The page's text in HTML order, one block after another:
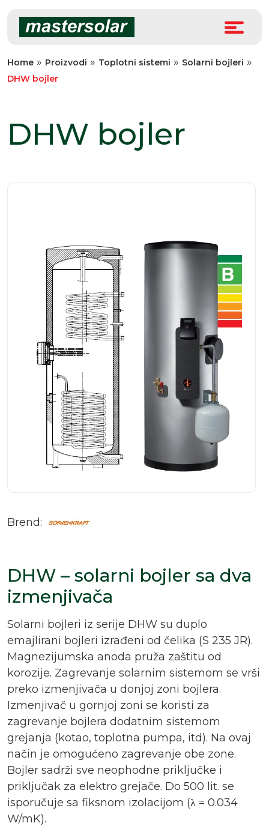
content
Home » Proizvodi » Toplotni sistemi » Solarni bojleri »
DHW bojler
DHW bojler
Brend:
DHW – solarni bojler sa dva
izmenjivača
Solarni bojleri iz serije DHW su duplo
emajlirani bojleri izrađeni od čelika (S 235 JR).
Magnezijumska anoda pruža zaštitu od
korozije. Zagrevanje solarnim sistemom se vrši
preko izmenjivača u donjoj zoni bojlera.
Izmenjivač u gornjoj zoni se koristi za
zagrevanje bojlera dodatnim sistemom
grejanja (kotao, toplotna pumpa, itd). Na ovaj
način je omogućeno zagrevanje obe zone.
Bojler sadrži sve neophodne priključke i
priključak za elektro grejače. Do 500 lit. se
isporučuje sa fiksnom izolacijom (λ = 0.034
W/mK).